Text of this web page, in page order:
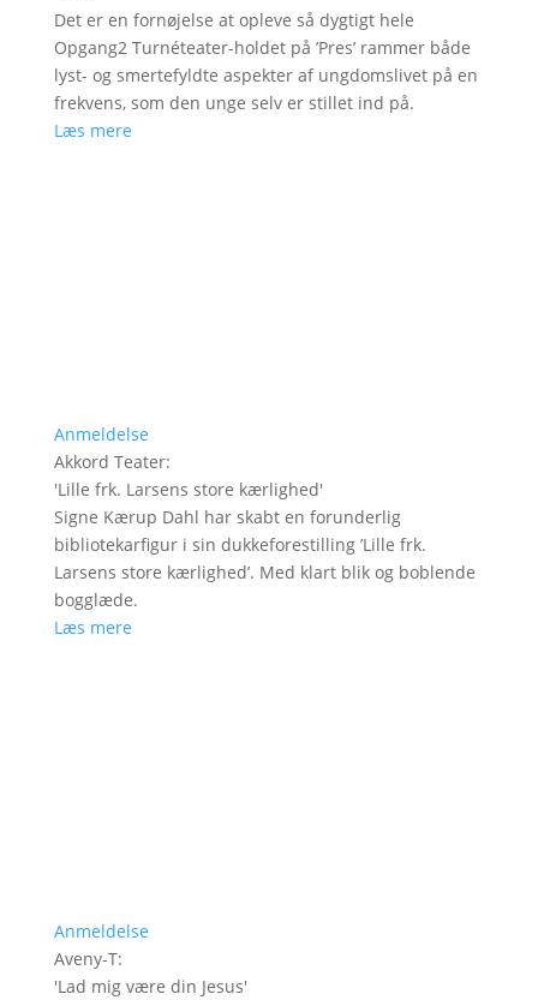
Det er en fornøjelse at opleve så dygtigt hele
Opgang2 Turnéteater-holdet på ’Pres’ rammer både
lyst- og smertefyldte aspekter af ungdomslivet på en
frekvens, som den unge selv er stillet ind på.
Læs mere
Anmeldelse
Akkord Teater:
'Lille frk. Larsens store kærlighed'
Signe Kærup Dahl har skabt en forunderlig
bibliotekarfigur i sin dukkeforestilling ’Lille frk.
Larsens store kærlighed’. Med klart blik og boblende
bogglæde.
Læs mere
Anmeldelse
Aveny-T:
'Lad mig være din Jesus'